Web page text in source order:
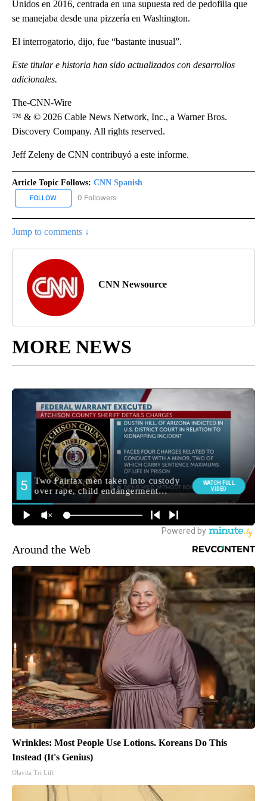
Unidos en 2016, centrada en una supuesta red de pedofilia que
se manejaba desde una pizzería en Washington.
El interrogatorio, dijo, fue “bastante inusual”.
Este titular e historia han sido actualizados con desarrollos
adicionales.
The-CNN-Wire
™ & © 2026 Cable News Network, Inc., a Warner Bros.
Discovery Company. All rights reserved.
Jeff Zeleny de CNN contribuyó a este informe.
Article Topic Follows: CNN Spanish
FOLLOW FOLLOW "CNN SPANISH" TO RECEIVE NOTIFICATIONS ABOUT
0 Followers
Jump to comments ↓
CNN Newsource
MORE NEWS
Around the Web
Wrinkles: Most People Use Lotions. Koreans Do This
Instead (It's Genius)
Olavita Tri Lift